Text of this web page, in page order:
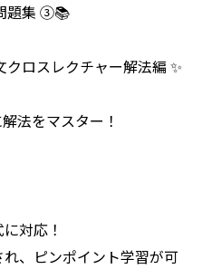
題集 ③📚
ロスレクチャー解法編 ✨
法をマスター！
対応！
、ピンポイント学習が可